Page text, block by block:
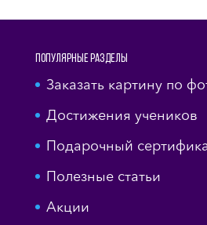
Популярные разделы
Заказать картину по
Достижения учеников
Подарочный
Полезные статьи
Акции